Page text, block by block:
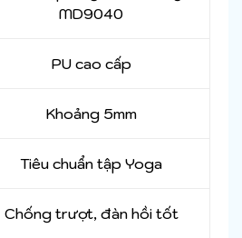
MD9040
PU cao cấp
Khoảng 5mm
Tiêu chuẩn tập Yoga
Chống trượt, đàn hồi tốt